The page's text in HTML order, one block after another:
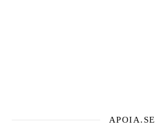
APOIA.SE